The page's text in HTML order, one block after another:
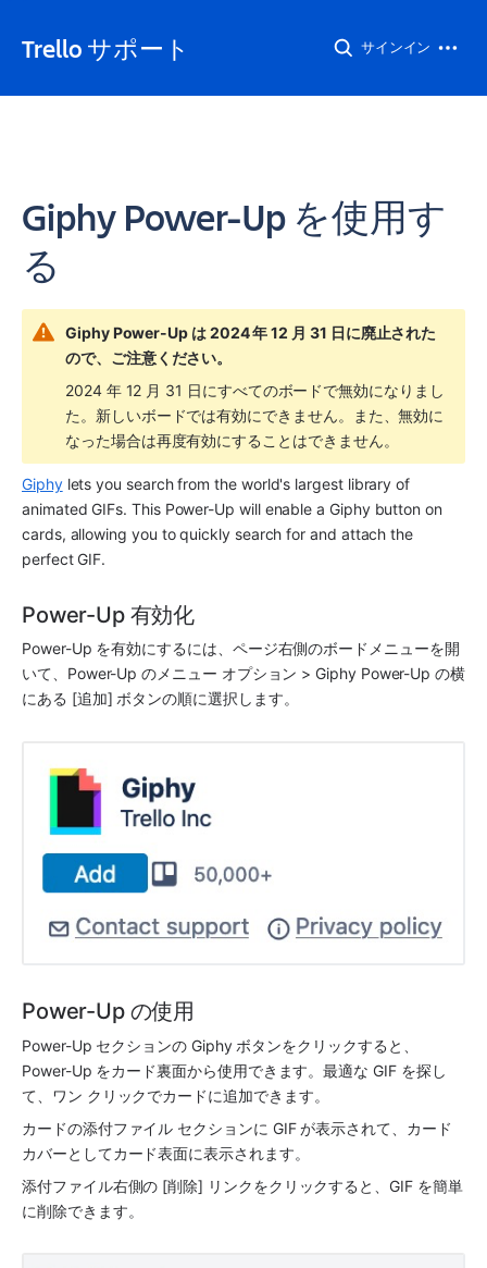
Trello サポート サインイン
Giphy Power-Up を使用す
る
Giphy Power-Up は 2024 年 12 月 31 日に廃止された
ので、ご注意ください。
2024 年 12 月 31 日にすべてのボードで無効になりまし
た。新しいボードでは有効にできません。また、無効に
なった場合は再度有効にすることはできません。
Giphy lets you search from the world's largest library of
animated GIFs. This Power-Up will enable a Giphy button on
cards, allowing you to quickly search for and attach the
perfect GIF.
Power-Up 有効化
Power-Up を有効にするには、ページ右側のボードメニューを開
いて、Power-Up のメニュー オプション > Giphy Power-Up の横
にある [追加] ボタンの順に選択します。
Power-Up の使用
Power-Up セクションの Giphy ボタンをクリックすると、
Power-Up をカード裏面から使用できます。最適な GIF を探し
て、ワン クリックでカードに追加できます。
カードの添付ファイル セクションに GIF が表示されて、カード
カバーとしてカード表面に表示されます。
添付ファイル右側の [削除] リンクをクリックすると、GIF を簡単
に削除できます。